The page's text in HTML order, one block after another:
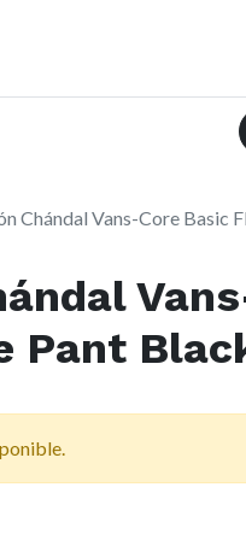
Chándal Vans-Core Basic
Pant